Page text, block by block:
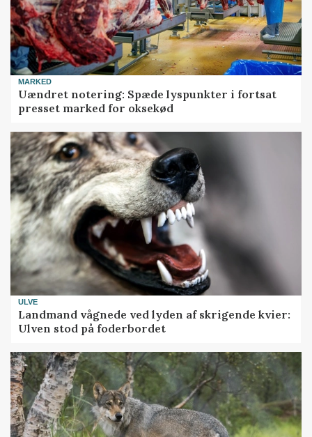
MARKED
Uændret notering: Spæde lyspunkter i fortsat
presset marked for oksekød
ULVE
Landmand vågnede ved lyden af skrigende kvier:
Ulven stod på foderbordet